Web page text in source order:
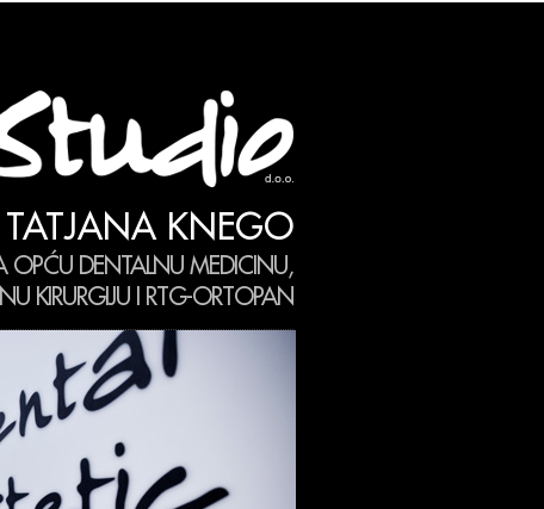
TATJANA KNEGO
OPĆU DENTALNU MEDICINU,
KIRURGIJU I RTG-ORTOPAN